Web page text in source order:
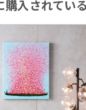
購入されてい